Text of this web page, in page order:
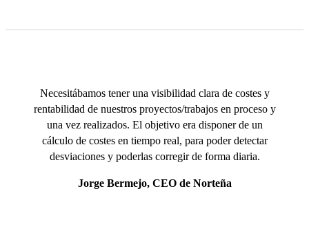
Necesitábamos tener una visibilidad clara de costes y
rentabilidad de nuestros proyectos/trabajos en proceso y
una vez realizados. El objetivo era disponer de un
cálculo de costes en tiempo real, para poder detectar
desviaciones y poderlas corregir de forma diaria.
Jorge Bermejo, CEO de Norteña